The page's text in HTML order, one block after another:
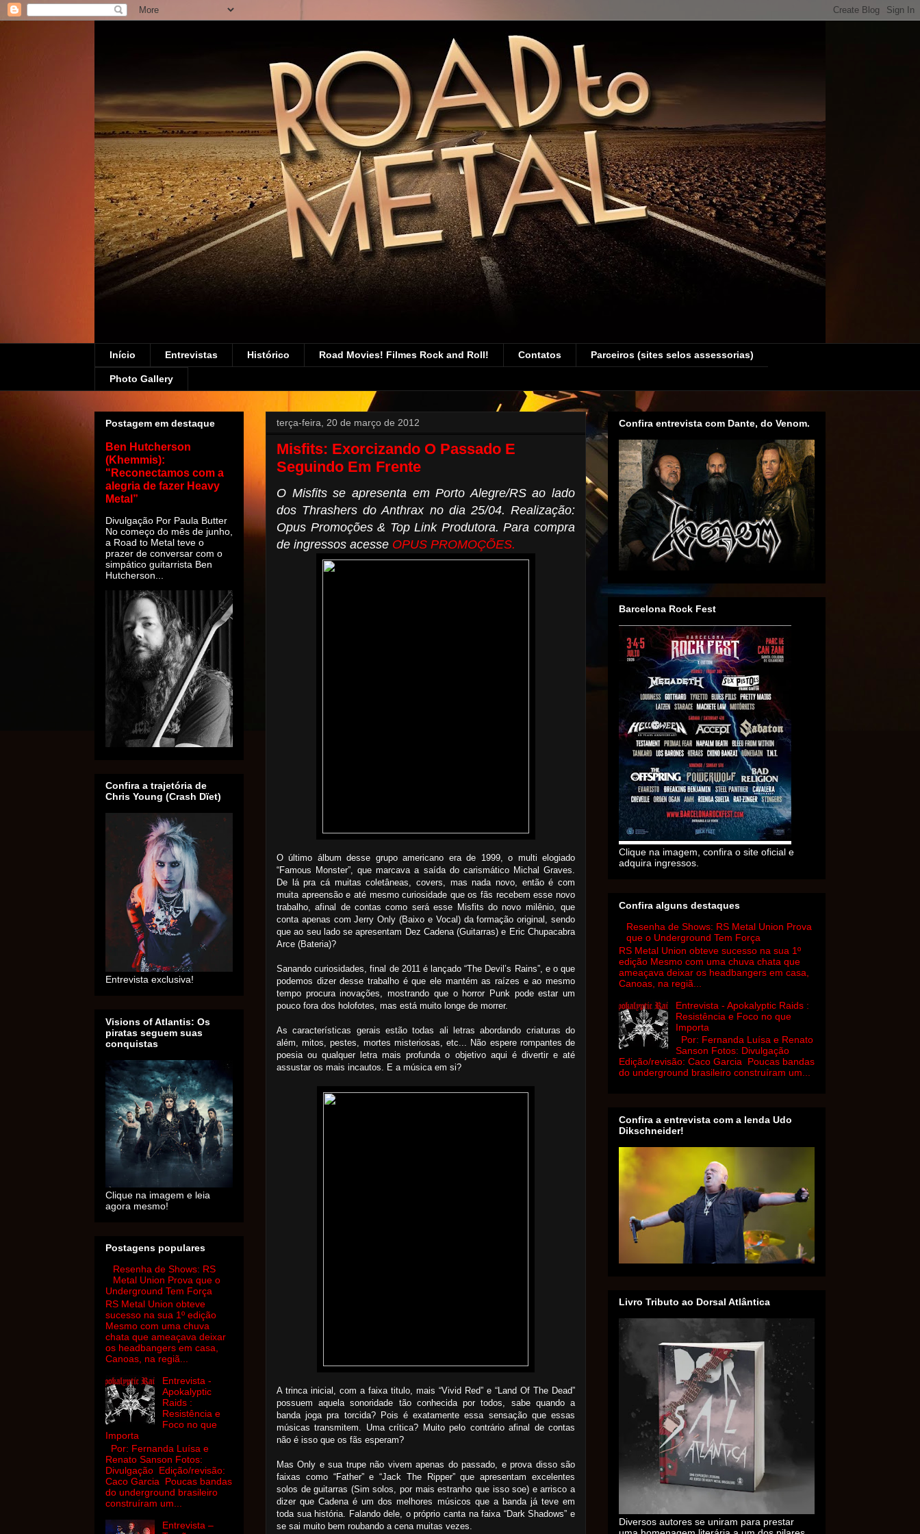
Início Entrevistas Histórico Road Movies! Filmes Rock and Roll! Contatos Parceiros (sites selos assessorias)
Photo Gallery
terça-feira, 20 de março de 2012
Misfits: Exorcizando O Passado E
Seguindo Em Frente
O Misfits se apresenta em Porto Alegre/RS ao lado
dos Thrashers do Anthrax no dia 25/04. Realização:
Opus Promoções & Top Link Produtora. Para compra
de ingressos acesse OPUS PROMOÇÕES.
O último álbum desse grupo americano era de 1999, o multi elogiado
“Famous Monster”, que marcava a saída do carismático Michal Graves.
De lá pra cá muitas coletâneas, covers, mas nada novo, então é com
muita apreensão e até mesmo curiosidade que os fãs recebem esse novo
trabalho, afinal de contas como será esse Misfits do novo milênio, que
conta apenas com Jerry Only (Baixo e Vocal) da formação original, sendo
que ao seu lado se apresentam Dez Cadena (Guitarras) e Eric Chupacabra
Arce (Bateria)?
Sanando curiosidades, final de 2011 é lançado “The Devil’s Rains”, e o que
podemos dizer desse trabalho é que ele mantém as raízes e ao mesmo
tempo procura inovações, mostrando que o horror Punk pode estar um
pouco fora dos holofotes, mas está muito longe de morrer.
As características gerais estão todas ali letras abordando criaturas do
além, mitos, pestes, mortes misteriosas, etc... Não espere rompantes de
poesia ou qualquer letra mais profunda o objetivo aqui é divertir e até
assustar os mais incautos. E a música em si?
A trinca inicial, com a faixa titulo, mais “Vivid Red” e “Land Of The Dead”
possuem aquela sonoridade tão conhecida por todos, sabe quando a
banda joga pra torcida? Pois é exatamente essa sensação que essas
músicas transmitem. Uma crítica? Muito pelo contrário afinal de contas
não é isso que os fãs esperam?
Mas Only e sua trupe não vivem apenas do passado, e prova disso são
faixas como “Father” e “Jack The Ripper” que apresentam excelentes
solos de guitarras (Sim solos, por mais estranho que isso soe) e arrisco a
dizer que Cadena é um dos melhores músicos que a banda já teve em
toda sua história. Falando dele, o próprio canta na faixa “Dark Shadows” e
se sai muito bem roubando a cena muitas vezes.
Postagem em destaque
Ben Hutcherson
(Khemmis):
"Reconectamos com a
alegria de fazer Heavy
Metal”
Divulgação Por Paula Butter
No começo do mês de junho,
a Road to Metal teve o
prazer de conversar com o
simpático guitarrista Ben
Hutcherson...
Confira a trajetória de
Chris Young (Crash Dïet)
Entrevista exclusiva!
Visions of Atlantis: Os
piratas seguem suas
conquistas
Clique na imagem e leia
agora mesmo!
Postagens populares
Resenha de Shows: RS
Metal Union Prova que o
Underground Tem Força
RS Metal Union obteve
sucesso na sua 1º edição
Mesmo com uma chuva
chata que ameaçava deixar
os headbangers em casa,
Canoas, na regiã...
Entrevista -
Apokalyptic
Raids :
Resistência e
Foco no que
Importa
Por: Fernanda Luísa e
Renato Sanson Fotos:
Divulgação Edição/revisão:
Caco Garcia Poucas bandas
do underground brasileiro
construíram um...
Entrevista –
Confira entrevista com Dante, do Venom.
Barcelona Rock Fest
Clique na imagem, confira o site oficial e
adquira ingressos.
Confira alguns destaques
Resenha de Shows: RS Metal Union Prova
que o Underground Tem Força
RS Metal Union obteve sucesso na sua 1º
edição Mesmo com uma chuva chata que
ameaçava deixar os headbangers em casa,
Canoas, na regiã...
Entrevista - Apokalyptic Raids :
Resistência e Foco no que
Importa
Por: Fernanda Luísa e Renato
Sanson Fotos: Divulgação
Edição/revisão: Caco Garcia Poucas bandas
do underground brasileiro construíram um...
Confira a entrevista com a lenda Udo
Dikschneider!
Livro Tributo ao Dorsal Atlântica
Diversos autores se uniram para prestar